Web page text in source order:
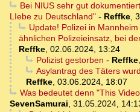
Bei NIUS sehr gut
LIebe zu Deutschland" - Reffke,
Update! Polizei in
ähnlichen Polizeieinsatz, bei
Reffke, 02.06.2024, 13:24
Polizist gestorben - Reffke,
Asylantrag des Täters
Reffke, 03.06.2024, 18:07
Was bedeutet denn "This
SevenSamurai, 31.05.2024,